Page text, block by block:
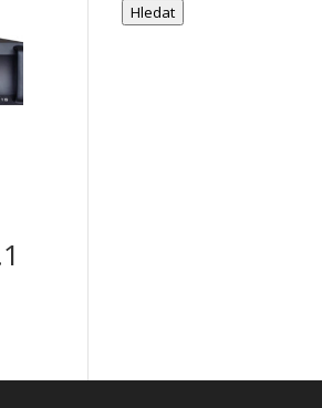
Hledat